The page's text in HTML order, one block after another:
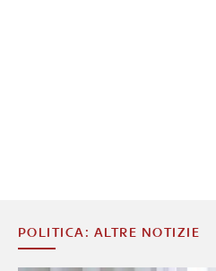
POLITICA: ALTRE NOTIZIE